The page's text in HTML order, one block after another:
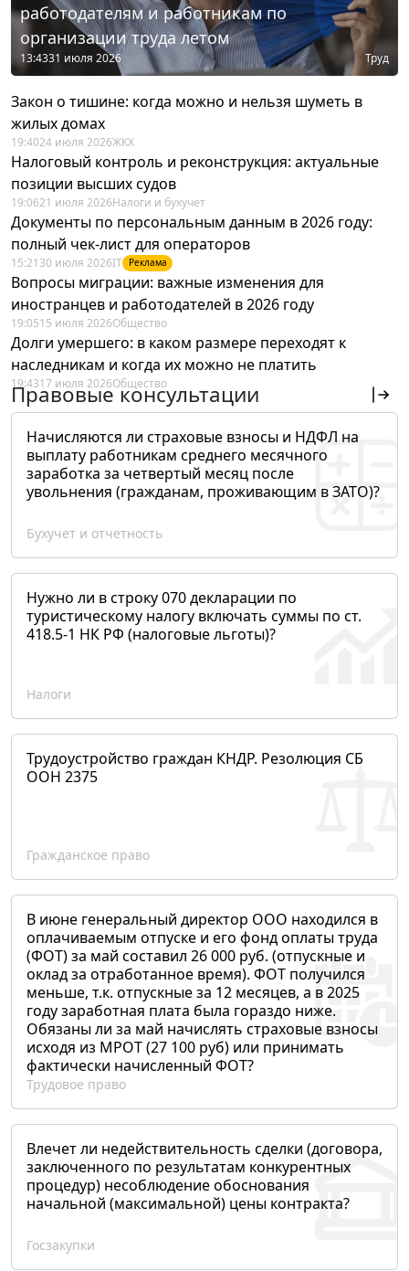
работодателям и работникам по
организации труда летом
13:4331 июля 2026 Труд
Закон о тишине: когда можно и нельзя шуметь в
жилых домах
19:4024 июля 2026ЖКХ
Налоговый контроль и реконструкция: актуальные
позиции высших судов
19:0621 июля 2026Налоги и бухучет
Документы по персональным данным в 2026 году:
полный чек-лист для операторов
15:21 30 июля 2026IT Реклама
Вопросы миграции: важные изменения для
иностранцев и работодателей в 2026 году
19:0515 июля 2026Общество
Долги умершего: в каком размере переходят к
наследникам и когда их можно не платить
19:4317 июля 2026Общество
Правовые консультации
Начисляются ли страховые взносы и НДФЛ на
выплату работникам среднего месячного
заработка за четвертый месяц после
увольнения (гражданам, проживающим в ЗАТО)?
Бухучет и отчетность
Нужно ли в строку 070 декларации по
туристическому налогу включать суммы по ст.
418.5-1 НК РФ (налоговые льготы)?
Налоги
Трудоустройство граждан КНДР. Резолюция СБ
ООН 2375
Гражданское право
В июне генеральный директор ООО находился в
оплачиваемым отпуске и его фонд оплаты труда
(ФОТ) за май составил 26 000 руб. (отпускные и
оклад за отработанное время). ФОТ получился
меньше, т.к. отпускные за 12 месяцев, а в 2025
году заработная плата была гораздо ниже.
Обязаны ли за май начислять страховые взносы
исходя из МРОТ (27 100 руб) или принимать
фактически начисленный ФОТ?
Трудовое право
Влечет ли недействительность сделки (договора,
заключенного по результатам конкурентных
процедур) несоблюдение обоснования
начальной (максимальной) цены контракта?
Госзакупки